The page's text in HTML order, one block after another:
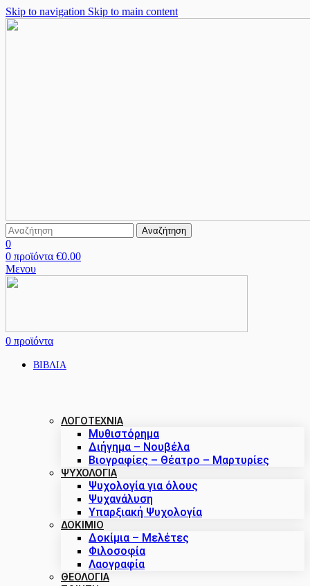
Skip to navigation Skip to main content
Αναζήτηση
0
0 προϊόντα €0.00
Μενου
0 προϊόντα
ΒΙΒΛΙΑ
ΛΟΓΟΤΕΧΝΙΑ
Μυθιστόρημα
Διήγημα – Νουβέλα
Βιογραφίες – Θέατρο – Μαρτυρίες
ΨΥΧΟΛΟΓΙΑ
Ψυχολογία για όλους
Ψυχανάλυση
Υπαρξιακή Ψυχολογία
ΔΟΚΊΜΙΟ
Δοκίμια – Μελέτες
Φιλοσοφία
Λαογραφία
ΘΕΟΛΟΓΙΑ